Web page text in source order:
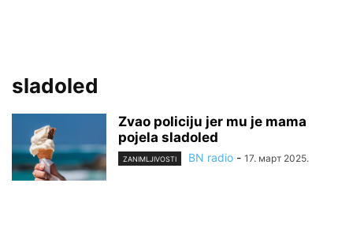
sladoled
Zvao policiju jer mu je mama
pojela sladoled
ZANIMLJIVOSTI BN radio - 17. март 2025.